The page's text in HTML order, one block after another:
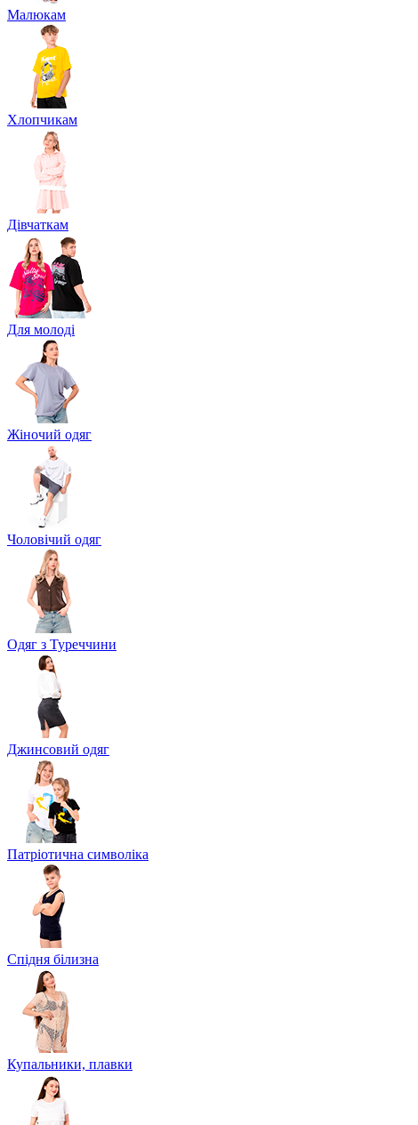
Малюкам
Хлопчикам
Дівчаткам
Для молоді
Жіночий одяг
Чоловічий одяг
Одяг з Туреччини
Джинсовий одяг
Патріотична символіка
Спідня білизна
Купальники, плавки